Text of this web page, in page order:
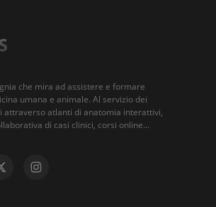
che mira ad assistere e formare
umana e animale. Al servizio dei
attraverso atlanti di anatomia interattivi,
di casi clinici, corsi online...